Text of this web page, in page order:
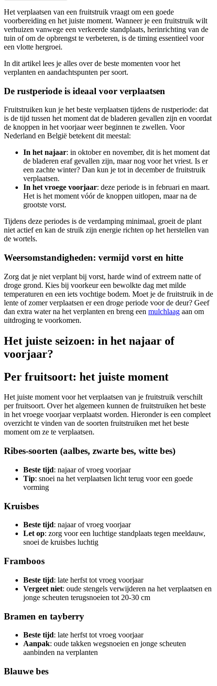
Het verplaatsen van een fruitstruik vraagt om een goede
voorbereiding en het juiste moment. Wanneer je een fruitstruik wilt
verhuizen vanwege een verkeerde standplaats, herinrichting van de
tuin of om de opbrengst te verbeteren, is de timing essentieel voor
een vlotte hergroei.
In dit artikel lees je alles over de beste momenten voor het
verplanten en aandachtspunten per soort.
De rustperiode is ideaal voor verplaatsen
Fruitstruiken kun je het beste verplaatsen tijdens de rustperiode: dat
is de tijd tussen het moment dat de bladeren gevallen zijn en voordat
de knoppen in het voorjaar weer beginnen te zwellen. Voor
Nederland en België betekent dit meestal:
In het najaar: in oktober en november, dit is het moment dat
de bladeren eraf gevallen zijn, maar nog voor het vriest. Is er
een zachte winter? Dan kun je tot in december de fruitstruik
verplaatsen.
In het vroege voorjaar: deze periode is in februari en maart.
Het is het moment vóór de knoppen uitlopen, maar na de
grootste vorst.
Tijdens deze periodes is de verdamping minimaal, groeit de plant
niet actief en kan de struik zijn energie richten op het herstellen van
de wortels.
Weersomstandigheden: vermijd vorst en hitte
Zorg dat je niet verplant bij vorst, harde wind of extreem natte of
droge grond. Kies bij voorkeur een bewolkte dag met milde
temperaturen en een iets vochtige bodem. Moet je de fruitstruik in de
lente of zomer verplaatsen er een droge periode voor de deur? Geef
dan extra water na het verplanten en breng een mulchlaag aan om
uitdroging te voorkomen.
Het juiste seizoen: in het najaar of
voorjaar?
Per fruitsoort: het juiste moment
Het juiste moment voor het verplaatsen van je fruitstruik verschilt
per fruitsoort. Over het algemeen kunnen de fruitstruiken het beste
in het vroege voorjaar verplaatst worden. Hieronder is een compleet
overzicht te vinden van de soorten fruitstruiken met het beste
moment om ze te verplaatsen.
Ribes-soorten (aalbes, zwarte bes, witte bes)
Beste tijd: najaar of vroeg voorjaar
Tip: snoei na het verplaatsen licht terug voor een goede
vorming
Kruisbes
Beste tijd: najaar of vroeg voorjaar
Let op: zorg voor een luchtige standplaats tegen meeldauw,
snoei de kruisbes luchtig
Framboos
Beste tijd: late herfst tot vroeg voorjaar
Vergeet niet: oude stengels verwijderen na het verplaatsen en
jonge scheuten terugsnoeien tot 20-30 cm
Bramen en tayberry
Beste tijd: late herfst tot vroeg voorjaar
Aanpak: oude takken wegsnoeien en jonge scheuten
aanbinden na verplanten
Blauwe bes